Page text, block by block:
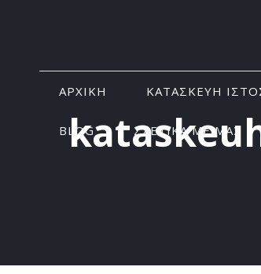
ΑΡΧΙΚΗ ΚΑΤΑΣΚΕΥΗ
BLOG ΣΧΕΤΙΚΑ ΜΕ ΜΑΣ